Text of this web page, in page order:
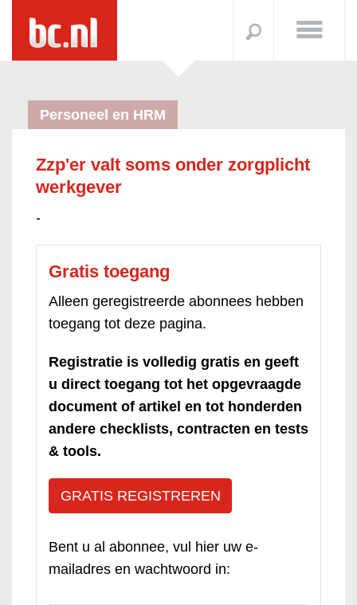
Personeel en HRM
Zzp'er valt soms onder zorgplicht
werkgever
-
Gratis toegang
Alleen geregistreerde abonnees hebben
toegang tot deze pagina.
Registratie is volledig gratis en geeft
u direct toegang tot het opgevraagde
document of artikel en tot honderden
andere checklists, contracten en tests
& tools.
GRATIS REGISTREREN
Bent u al abonnee, vul hier uw e-
mailadres en wachtwoord in: